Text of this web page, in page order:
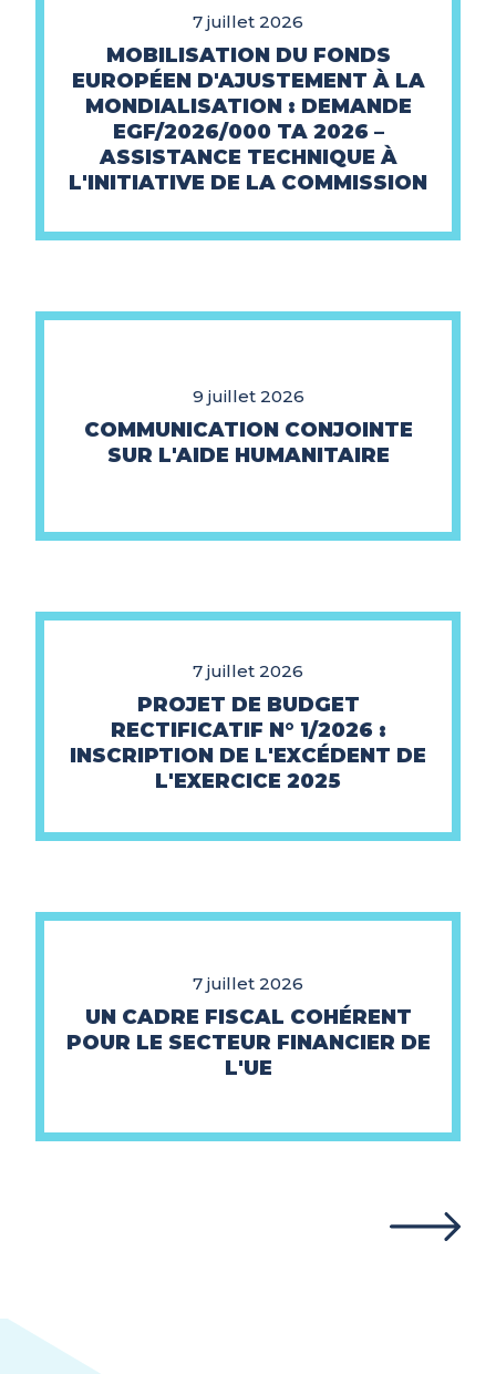
7 juillet 2026
MOBILISATION DU FONDS
EUROPÉEN D'AJUSTEMENT À LA
MONDIALISATION : DEMANDE
EGF/2026/000 TA 2026 –
ASSISTANCE TECHNIQUE À
L'INITIATIVE DE LA COMMISSION
9 juillet 2026
COMMUNICATION CONJOINTE
SUR L'AIDE HUMANITAIRE
7 juillet 2026
PROJET DE BUDGET
RECTIFICATIF N° 1/2026 :
INSCRIPTION DE L'EXCÉDENT DE
L'EXERCICE 2025
7 juillet 2026
UN CADRE FISCAL COHÉRENT
POUR LE SECTEUR FINANCIER DE
L'UE